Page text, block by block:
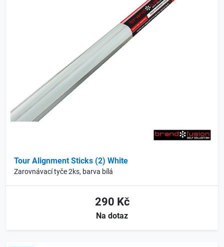
Tour Alignment Sticks (2) White
Zarovnávací tyče 2ks, barva bílá
290 Kč
Na dotaz